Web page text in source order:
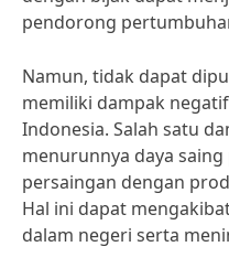
pendorong
Namun, tidak dapat
memiliki dampak
Indonesia. Salah satu
menurunnya daya
persaingan dengan
Hal ini dapat
dalam negeri serta